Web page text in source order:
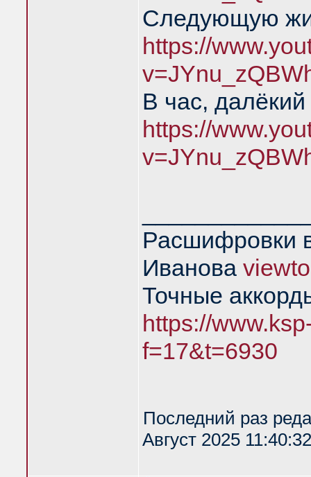
Следующую
https://
В час, далёкий
https://
Расшифровки
Иванова
Точные
https://
f=17&t=6930
Последний раз
Август 2025